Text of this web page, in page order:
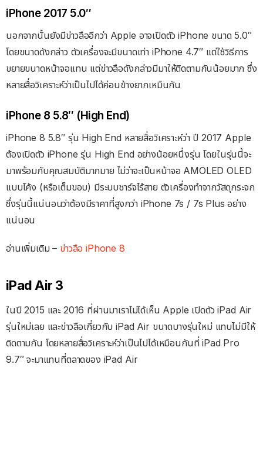
iPhone 2017 5.0″
นอกจากนั้นยังมีข่าวลืออีกว่า Apple อาจเปิดตัว iPhone ขนาด 5.0″
โดยขนาดดังกล่าว ตัวเครื่องจะมีขนาดเท่า iPhone 4.7″ แต่ใช้วิธีการ
ขยายขนาดหน้าจอแทน แต่ข่าวลือดังกล่าวมีมาให้ติดตามกันน้อยมาก ซึ่ง
หลายสื่อวิเคราะห์ว่าเป็นไปได้ค่อนข้างยากเหมืนกัน
iPhone 8 5.8″ (High End)
iPhone 8 5.8″ รุ่น High End หลายสื่อวิเคราะห์ว่า ปี 2017 Apple
ต้องเปิดตัว iPhone รุ่น High End อย่างน้อยหนึ่งรุ่น โดยในรุ่นนี้จะ
มาพร้อมกับคุณสมบัติมากมาย ไม่ว่าจะเป็นหน้าจอ AMOLED OLED
แบบโค้ง (หรือเต็มขอบ) มีระบบชาร์จไร้สาย ตัวเครื่องทำจากวัสดุกระจก
ซึ่งรุ่นนี้แน่นอนว่าต้องมีราคาที่สูงกว่า iPhone 7s / 7s Plus อย่าง
แน่นอน
อ่านเพิ่มเติม – ข่าวลือ iPhone 8
iPad Air 3
ในปี 2015 และ 2016 ที่ผ่านมาเราไม่ได้เห็น Apple เปิดตัว iPad Air
รุ่นใหม่เลย และข่าวลือเกี่ยวกับ iPad Air ขนาดบางรุ่นใหม่ แทบไม่มีให้
ติดตามกัน โดยหลายสื่อวิเคราะห์ว่าเป็นไปได้เหมือนกันที่ iPad Pro
9.7″ จะมาแทนที่ตลาดของ iPad Air